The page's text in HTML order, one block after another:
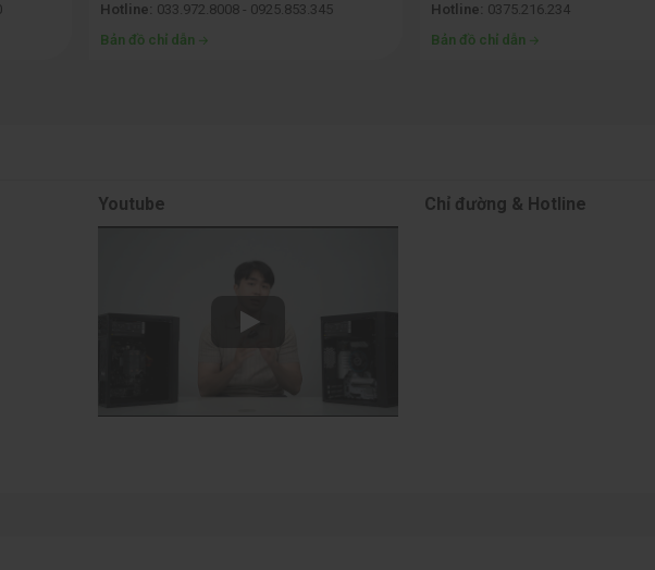
Hotline: 033.972.8008 - 0925.853.345
Bản đồ chỉ dẫn
Hotline: 0375.216.234
Bản đồ chỉ dẫn
Youtube Chỉ đường & Hotline